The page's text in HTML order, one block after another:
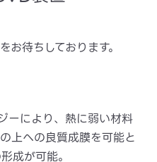
待ちしております。
ーにより、熱に弱い材料
上への良質成膜を可能と
成が可能。